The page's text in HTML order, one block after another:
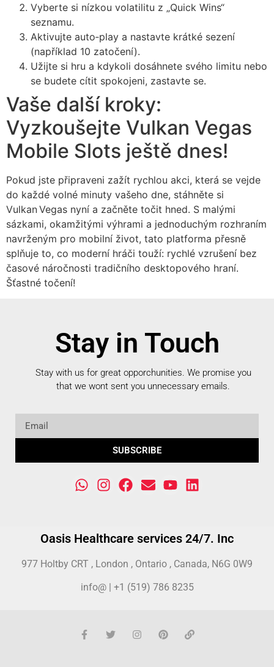
Vyberte si nízkou volatilitu z „Quick Wins“
seznamu.
Aktivujte auto‑play a nastavte krátké sezení
(například 10 zatočení).
Užijte si hru a kdykoli dosáhnete svého limitu nebo
se budete cítit spokojeni, zastavte se.
Vaše další kroky:
Vyzkoušejte Vulkan Vegas
Mobile Slots ještě dnes!
Pokud jste připraveni zažít rychlou akci, která se vejde
do každé volné minuty vašeho dne, stáhněte si
Vulkan Vegas nyní a začněte točit hned. S malými
sázkami, okamžitými výhrami a jednoduchým rozhraním
navrženým pro mobilní život, tato platforma přesně
splňuje to, co moderní hráči touží: rychlé vzrušení bez
časové náročnosti tradičního desktopového hraní.
Šťastné točení!
Stay in Touch
Stay with us for great opporchunities. We promise you
that we wont sent you unnecessary emails.
SUBSCRIBE
Oasis Healthcare services 24/7. Inc
977 Holtby CRT , London , Ontario , Canada, N6G 0W9
info@ | +1 (519) 786 8235